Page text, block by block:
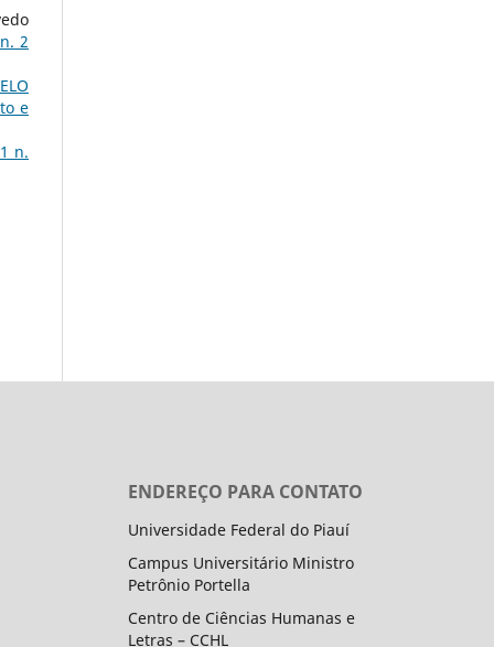
2
e
n.
ENDEREÇO PARA CONTATO
Universidade Federal do Piauí
Campus Universitário Ministro
Petrônio Portella
Centro de Ciências Humanas e
Letras – CCHL